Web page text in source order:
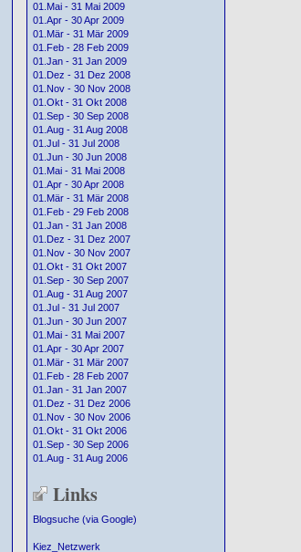
01.Mai - 31 Mai 2009
01.Apr - 30 Apr 2009
01.Mär - 31 Mär 2009
01.Feb - 28 Feb 2009
01.Jan - 31 Jan 2009
01.Dez - 31 Dez 2008
01.Nov - 30 Nov 2008
01.Okt - 31 Okt 2008
01.Sep - 30 Sep 2008
01.Aug - 31 Aug 2008
01.Jul - 31 Jul 2008
01.Jun - 30 Jun 2008
01.Mai - 31 Mai 2008
01.Apr - 30 Apr 2008
01.Mär - 31 Mär 2008
01.Feb - 29 Feb 2008
01.Jan - 31 Jan 2008
01.Dez - 31 Dez 2007
01.Nov - 30 Nov 2007
01.Okt - 31 Okt 2007
01.Sep - 30 Sep 2007
01.Aug - 31 Aug 2007
01.Jul - 31 Jul 2007
01.Jun - 30 Jun 2007
01.Mai - 31 Mai 2007
01.Apr - 30 Apr 2007
01.Mär - 31 Mär 2007
01.Feb - 28 Feb 2007
01.Jan - 31 Jan 2007
01.Dez - 31 Dez 2006
01.Nov - 30 Nov 2006
01.Okt - 31 Okt 2006
01.Sep - 30 Sep 2006
01.Aug - 31 Aug 2006
Links
Blogsuche (via Google)
Kiez_Netzwerk